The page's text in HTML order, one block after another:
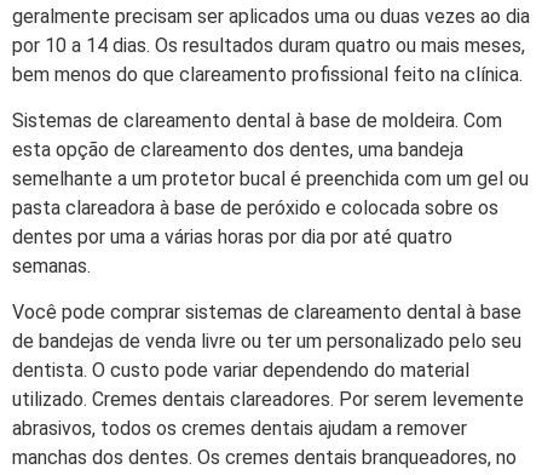
geralmente precisam ser aplicados uma ou duas vezes ao dia
por 10 a 14 dias. Os resultados duram quatro ou mais meses,
bem menos do que clareamento profissional feito na clínica.
Sistemas de clareamento dental à base de moldeira. Com
esta opção de clareamento dos dentes, uma bandeja
semelhante a um protetor bucal é preenchida com um gel ou
pasta clareadora à base de peróxido e colocada sobre os
dentes por uma a várias horas por dia por até quatro
semanas.
Você pode comprar sistemas de clareamento dental à base
de bandejas de venda livre ou ter um personalizado pelo seu
dentista. O custo pode variar dependendo do material
utilizado. Cremes dentais clareadores. Por serem levemente
abrasivos, todos os cremes dentais ajudam a remover
manchas dos dentes. Os cremes dentais branqueadores, no